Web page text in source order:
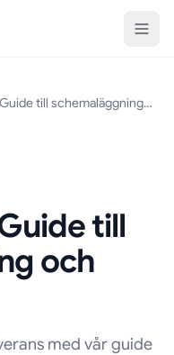
Fördröjd e-postleverans: Guide till schemaläggning och lösningar
till
och
med vår guide